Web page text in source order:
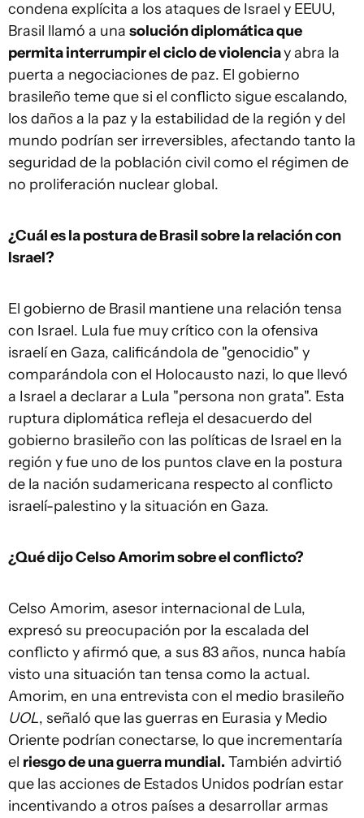
condena explícita a los ataques de Israel y EEUU,
Brasil llamó a una solución diplomática que
permita interrumpir el ciclo de violenciay abra la
puerta a negociaciones de paz. El gobierno
brasileño teme que si el conflicto sigue escalando,
los daños a la paz y la estabilidad de la región y del
mundo podrían ser irreversibles, afectando tanto la
seguridad de la población civil como el régimen de
no proliferación nuclear global.
¿Cuál es la postura de Brasil sobre la relación con
Israel?
El gobierno de Brasil mantiene una relación tensa
con Israel. Lula fue muy crítico con la ofensiva
israelí en Gaza, calificándola de "genocidio" y
comparándola con el Holocausto nazi, lo que llevó
a Israel a declarar a Lula "persona non grata". Esta
ruptura diplomática refleja el desacuerdo del
gobierno brasileño con las políticas de Israel en la
región y fue uno de los puntos clave en la postura
de la nación sudamericana respecto al conflicto
israelí-palestino y la situación en Gaza.
¿Qué dijo Celso Amorim sobre el conflicto?
Celso Amorim, asesor internacional de Lula,
expresó su preocupación por la escalada del
conflicto y afirmó que, a sus 83 años, nunca había
visto una situación tan tensa como la actual.
Amorim, en una entrevista con el medio brasileño
UOL, señaló que las guerras en Eurasia y Medio
Oriente podrían conectarse, lo que incrementaría
el riesgo de una guerra mundial. También advirtió
que las acciones de Estados Unidos podrían estar
incentivando a otros países a desarrollar armas